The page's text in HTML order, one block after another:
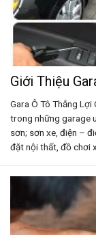
Giới Thiệu
Gara Ô Tô Thắng Lợi
trong những garage
sơn; sơn xe, điện –
đặt nội thất, đồ chơi